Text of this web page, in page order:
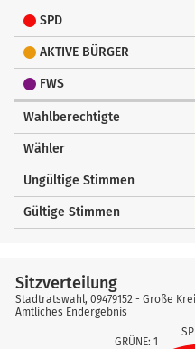
SPD
AKTIVE BÜRGER
FWS
Wahlberechtigte
Wähler
Ungültige Stimmen
Gültige Stimmen
GRÜNE: 1
Sitzverteilung
Stadtratswahl, 09479152 - Große
Amtliches Endergebnis